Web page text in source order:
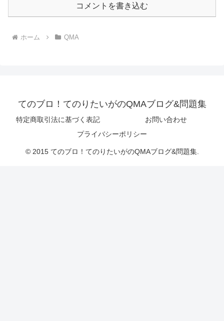
コメントを書き込む
ホーム QMA
てのブロ！てのりたいがのQMAブログ&問題集
特定商取引法に基づく表記
お問い合わせ
プライバシーポリシー
© 2015 てのブロ！てのりたいがのQMAブログ&問題集.